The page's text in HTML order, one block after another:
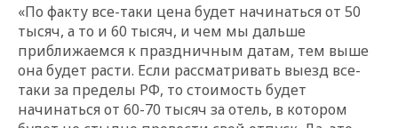
«По факту все-таки цена будет начинаться от 50
тысяч, а то и 60 тысяч, и чем мы дальше
приближаемся к праздничным датам, тем выше
она будет расти. Если рассматривать выезд все-
таки за пределы РФ, то стоимость будет
начинаться от 60-70 тысяч за отель, в котором